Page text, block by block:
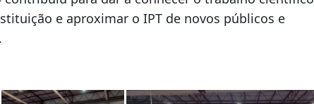
e aproximar o IPT de novos públicos e